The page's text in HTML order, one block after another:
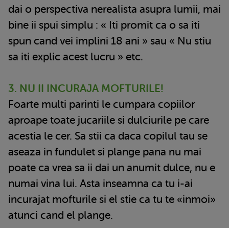
dai o perspectiva nerealista asupra lumii, mai
bine ii spui simplu : « Iti promit ca o sa iti
spun cand vei implini 18 ani » sau « Nu stiu
sa iti explic acest lucru » etc.
3. NU II INCURAJA MOFTURILE!
Foarte multi parinti le cumpara copiilor
aproape toate jucariile si dulciurile pe care
acestia le cer. Sa stii ca daca copilul tau se
aseaza in fundulet si plange pana nu mai
poate ca vrea sa ii dai un anumit dulce, nu e
numai vina lui. Asta inseamna ca tu i-ai
incurajat mofturile si el stie ca tu te «inmoi»
atunci cand el plange.